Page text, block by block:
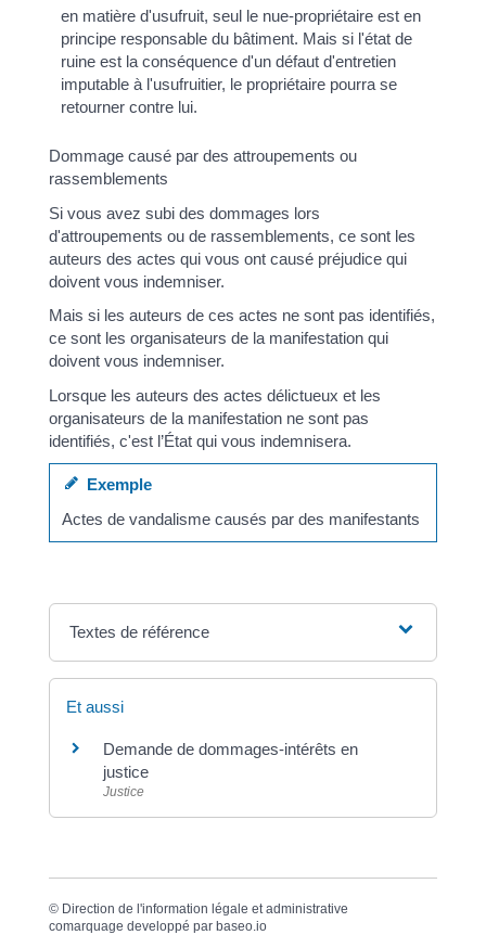
en matière d'usufruit, seul le nue-propriétaire est en
principe responsable du bâtiment. Mais si l'état de
ruine est la conséquence d'un défaut d'entretien
imputable à l'usufruitier, le propriétaire pourra se
retourner contre lui.
Dommage causé par des attroupements ou
rassemblements
Si vous avez subi des dommages lors
d'attroupements ou de rassemblements, ce sont les
auteurs des actes qui vous ont causé préjudice qui
doivent vous indemniser.
Mais si les auteurs de ces actes ne sont pas identifiés,
ce sont les organisateurs de la manifestation qui
doivent vous indemniser.
Lorsque les auteurs des actes délictueux et les
organisateurs de la manifestation ne sont pas
identifiés, c'est l’État qui vous indemnisera.
Exemple
Actes de vandalisme causés par des manifestants
Textes de référence
Et aussi
Demande de dommages-intérêts en
justice
Justice
© Direction de l'information légale et administrative
comarquage developpé par baseo.io